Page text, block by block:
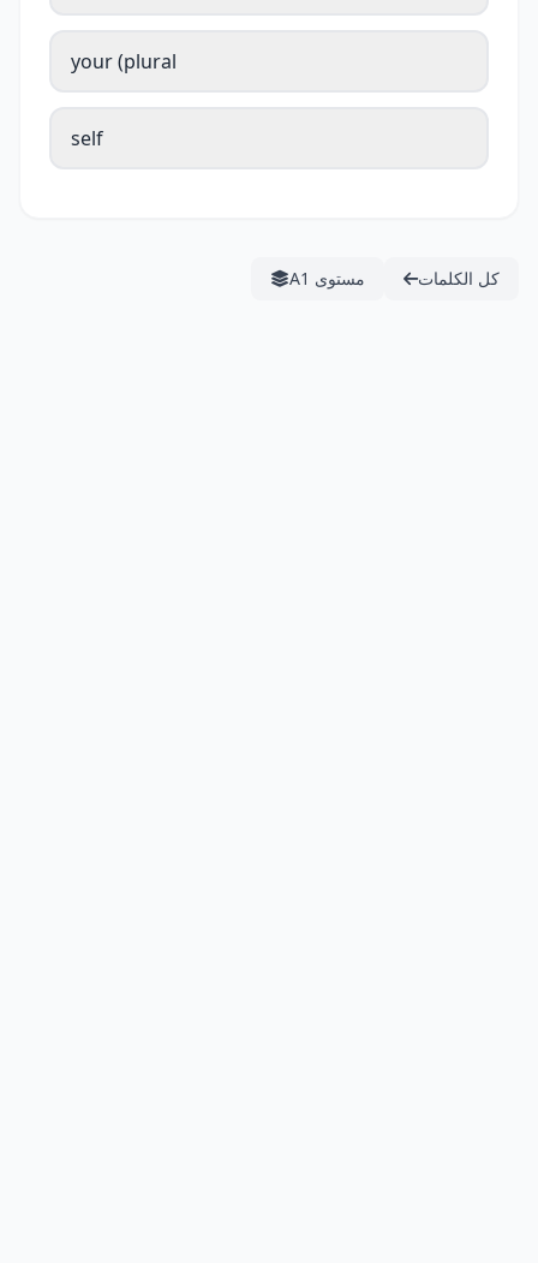
your (plural
self
كل الكلمات مستوى A1